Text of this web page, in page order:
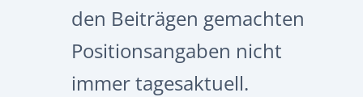
den Beiträgen gemachten
Positionsangaben nicht
immer tagesaktuell.